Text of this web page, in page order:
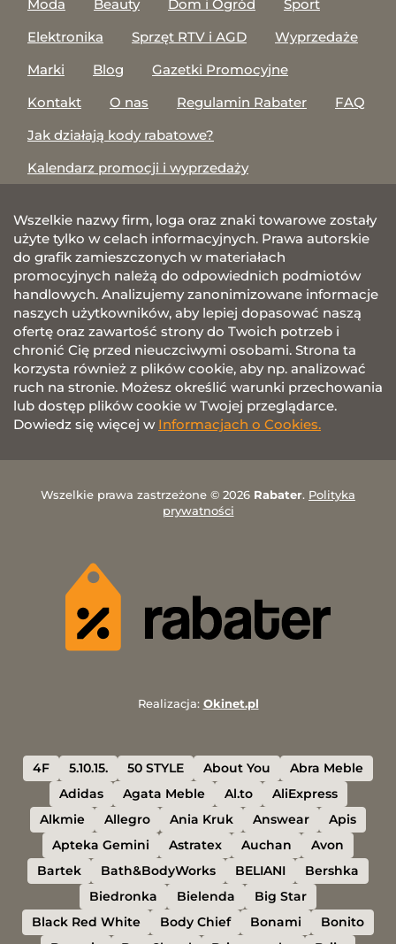
Moda Beauty Dom i Ogród
Sport
Elektronika
Sprzęt RTV i AGD
Wyprzedaże
Marki
Blog
Gazetki Promocyjne
Kontakt
O nas Regulamin Rabater
FAQ
Jak działają kody rabatowe?
Kalendarz promocji i wyprzedaży
Wszelkie nazwy firm, loga oraz znaki towarowe zostały
użyte tylko w celach informacyjnych. Prawa autorskie
do grafik zamieszczonych w materiałach
promocyjnych należą do odpowiednich podmiotów
handlowych. Analizujemy zanonimizowane informacje
naszych użytkowników, aby lepiej dopasować naszą
ofertę oraz zawartość strony do Twoich potrzeb i
chronić Cię przed nieuczciwymi osobami. Strona ta
korzysta również z plików cookie, aby np. analizować
ruch na stronie. Możesz określić warunki przechowania
lub dostęp plików cookie w Twojej przeglądarce.
Dowiedz się więcej w Informacjach o Cookies.
Wszelkie prawa zastrzeżone © 2026 Rabater. Polityka
prywatności
Realizacja: Okinet.pl
4F 5.10.15. 50 STYLE About You
Abra Meble
Adidas
Agata Meble Al.to
AliExpress
Alkmie
Allegro Ania Kruk Answear
Apis
Apteka Gemini
Astratex Auchan
Avon
Bartek
Bath&BodyWorks BELIANI
Bershka
Biedronka
Bielenda
Big Star
Black Red White
Body Chief Bonami
Bonito